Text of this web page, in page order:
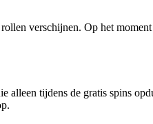
verschijnen. Op het
alleen tijdens de gratis spins